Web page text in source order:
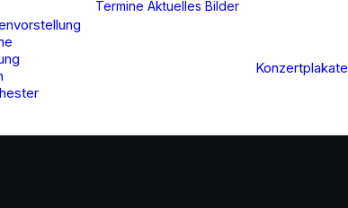
Termine Aktuelles Bilder
Konzertplakate